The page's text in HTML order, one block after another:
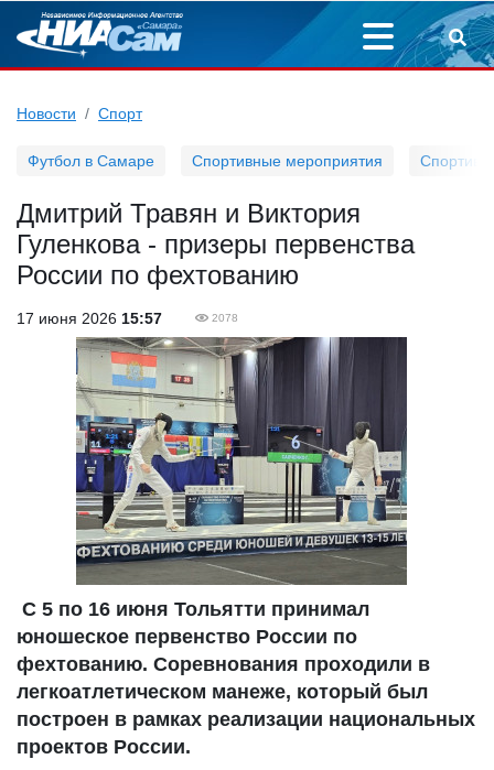
Новости Спорт
Футбол в Самаре Спортивные мероприятия
Дмитрий Травян и Виктория
Гуленкова - призеры первенства
России по фехтованию
17 июня 2026 15:57 2078
С 5 по 16 июня Тольятти принимал
юношеское первенство России по
фехтованию. Соревнования проходили в
легкоатлетическом манеже, который был
построен в рамках реализации национальных
проектов России.